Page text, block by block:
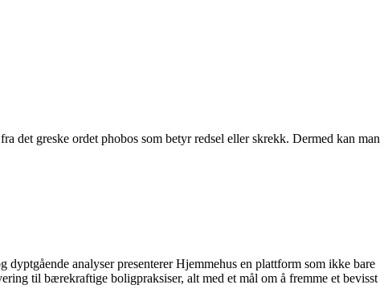
det greske ordet phobos som betyr redsel eller skrekk. Dermed kan man
analyser presenterer Hjemmehus en plattform som ikke bare
til bærekraftige boligpraksiser, alt med et mål om å fremme et bevisst